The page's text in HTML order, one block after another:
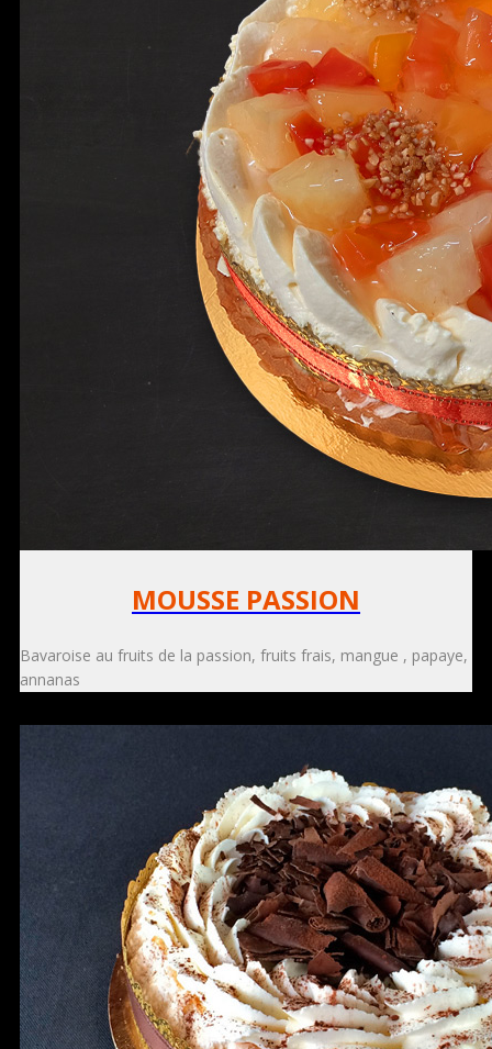
MOUSSE PASSION
Bavaroise au fruits de la passion, fruits frais, mangue , papaye,
annanas